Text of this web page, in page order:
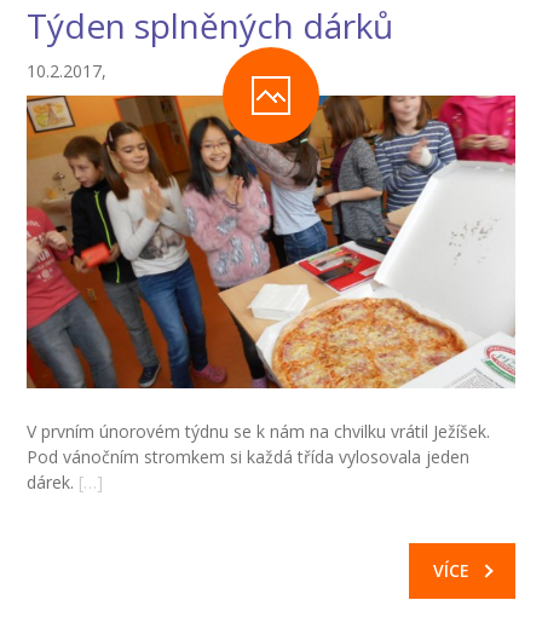
-- Informace pro cizince
Novinky
GDPR
Týden splněných dárků
10.2.2017,
V prvním únorovém týdnu se k nám na chvilku vrátil Ježíšek.
Pod vánočním stromkem si každá třída vylosovala jeden
dárek. […]
VÍCE